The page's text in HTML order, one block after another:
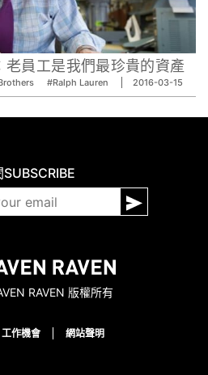
員工是我們最珍貴的資產
#Ralph Lauren 2016-03-15
SUBSCRIBE
RAVEN 版權所有
工作機會 網站聲明